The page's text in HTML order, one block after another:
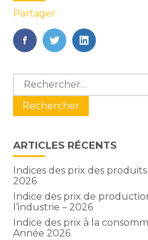
Partager :
FaceBook
TwitterLinkedIn
Blog
sidebar
Rechercher :
ARTICLES RÉCENTS
Indices des prix des
2026
Indice des prix de
l’industrie – 2026
Indice des prix à la
Année 2026